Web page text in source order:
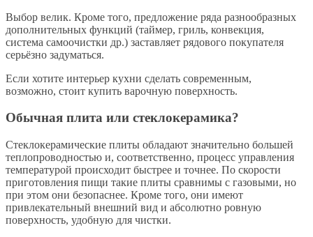
Выбор велик. Кроме того, предложение ряда разнообразных
дополнительных функций (таймер, гриль, конвекция,
система самоочистки др.) заставляет рядового покупателя
серьёзно задуматься.
Если хотите интерьер кухни сделать современным,
возможно, стоит купить варочную поверхность.
Обычная плита или стеклокерамика?
Стеклокерамические плиты обладают значительно большей
теплопроводностью и, соответственно, процесс управления
температурой происходит быстрее и точнее. По скорости
приготовления пищи такие плиты сравнимы с газовыми, но
при этом они безопаснее. Кроме того, они имеют
привлекательный внешний вид и абсолютно ровную
поверхность, удобную для чистки.